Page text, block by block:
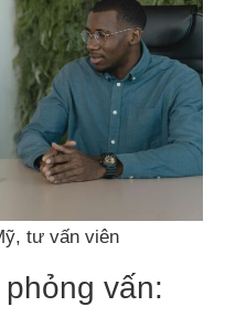
tư vấn viên
vấn: